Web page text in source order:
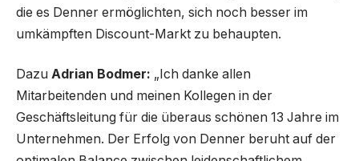
die es Denner ermöglichten, sich noch besser im
umkämpften Discount-Markt zu behaupten.
Dazu Adrian Bodmer: „Ich danke allen
Mitarbeitenden und meinen Kollegen in der
Geschäftsleitung für die überaus schönen 13 Jahre im
Unternehmen. Der Erfolg von Denner beruht auf der